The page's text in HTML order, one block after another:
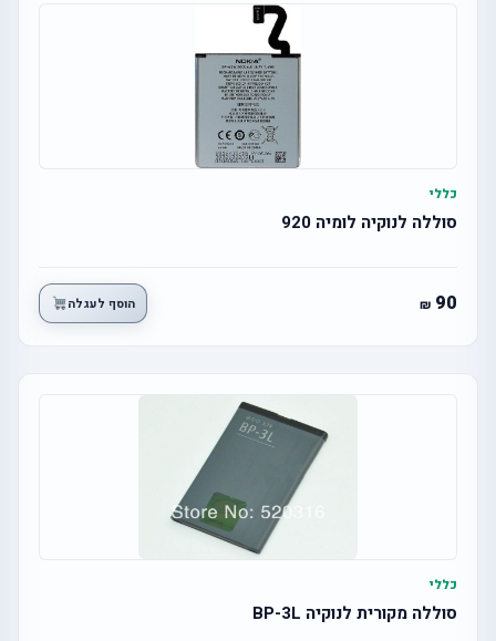
כללי
סוללה לנוקיה לומיה 920
90 הוסף לעגלה
כללי
סוללה מקורית לנוקיה BP-3L